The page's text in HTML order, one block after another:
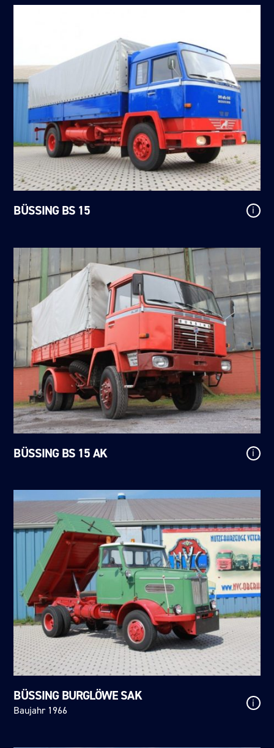
BÜSSING BS 15 i
BÜSSING BS 15 AK i
BÜSSING BURGLÖWE SAK
Baujahr 1966
i